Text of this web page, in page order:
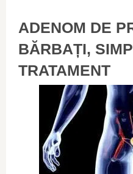
ADENOM DE
BĂRBAȚI,
TRATAMENT